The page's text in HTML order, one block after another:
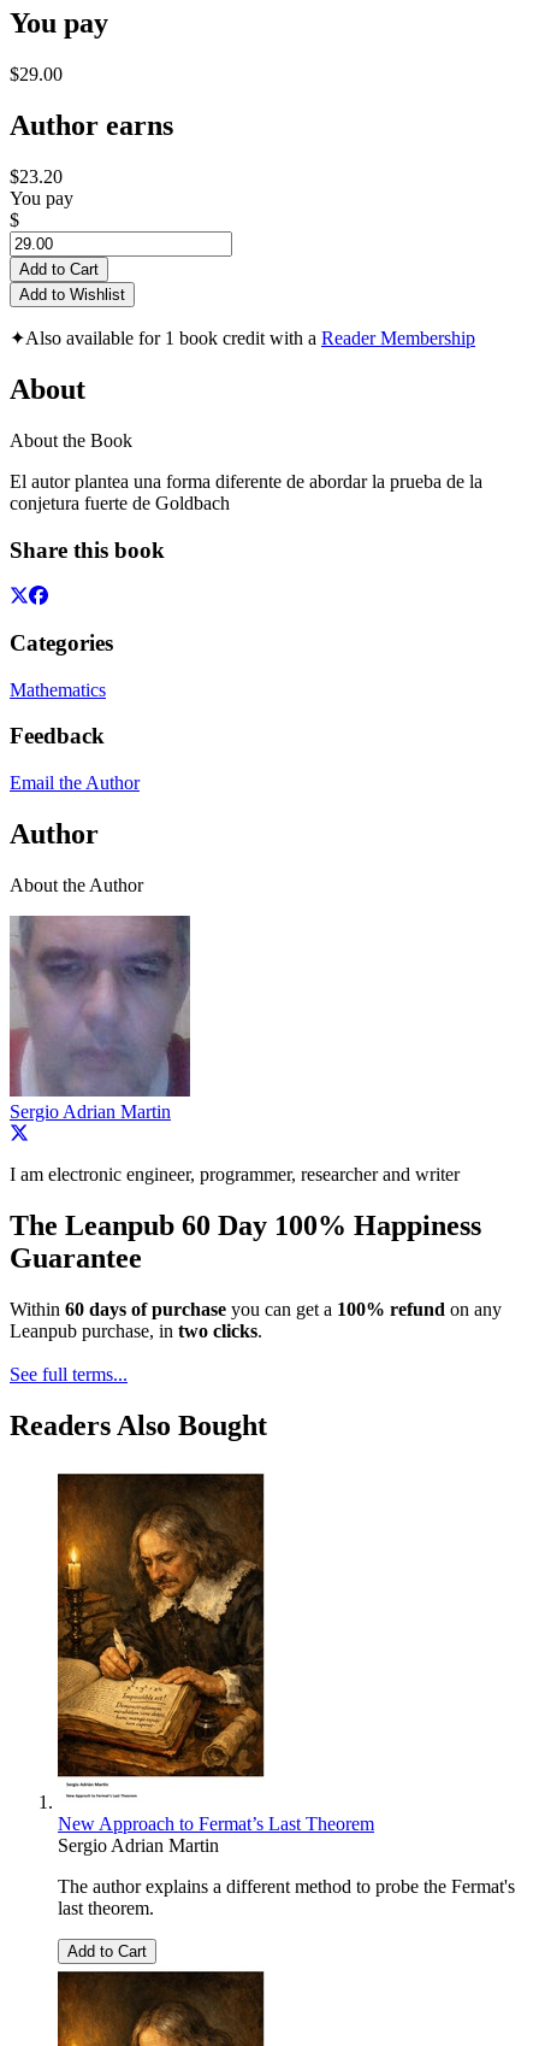
You pay
$29.00
Author earns
$23.20
You pay
$
Add to Cart
Add to Wishlist
✦Also available for 1 book credit with a Reader Membership
About
About the Book
El autor plantea una forma diferente de abordar la prueba de la
conjetura fuerte de Goldbach
Share this book
Categories
Mathematics
Feedback
Email the Author
Author
About the Author
Sergio Adrian Martin
I am electronic engineer, programmer, researcher and writer
The Leanpub 60 Day 100% Happiness
Guarantee
Within 60 days of purchase you can get a 100% refund on any
Leanpub purchase, in two clicks.
See full terms...
Readers Also Bought
New Approach to Fermat’s Last Theorem
Sergio Adrian Martin
The author explains a different method to probe the Fermat's
last theorem.
Add to Cart